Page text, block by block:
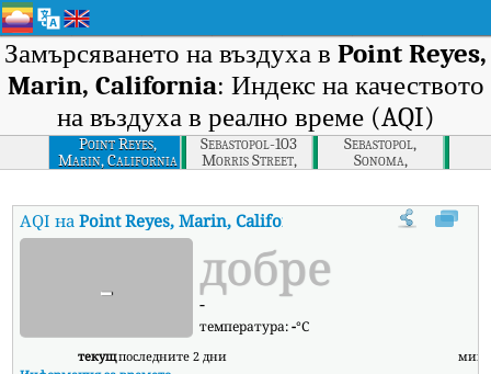
Замърсяването на въздуха в Point Reyes,
Marin, California: Индекс на качеството
на въздуха в реално време (AQI)
Point Reyes,
Marin, California
Sebastopol-103
Morris Street,
Sonoma,
Sebastopol,
Sonoma,
California
AQI наPoint Reyes, Marin, California Индекс на качеството
- добре
-
температура:-°C
текущпоследните 2 дни мин